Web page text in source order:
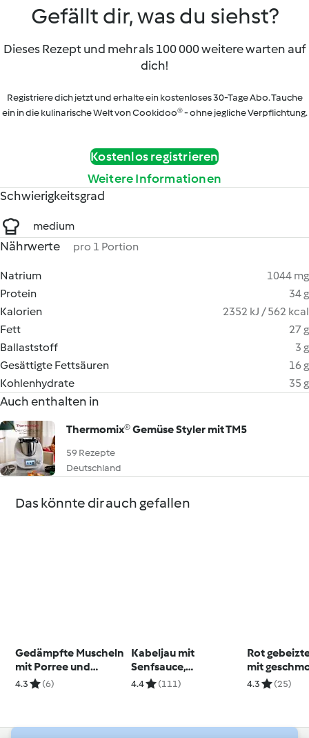
Gefällt dir, was du siehst?
Dieses Rezept und mehr als 100 000 weitere warten auf
dich!
Registriere dich jetzt und erhalte ein kostenloses 30-Tage Abo. Tauche
ein in die kulinarische Welt von Cookidoo® - ohne jegliche Verpflichtung.
Kostenlos registrieren
Weitere Informationen
Schwierigkeitsgrad
medium
Nährwerte pro 1 Portion
Natrium
1044 mg
Protein
34 g
Kalorien
2352 kJ / 562 kcal
Fett
27 g
Ballaststoff
3 g
Gesättigte Fettsäuren
16 g
Kohlenhydrate
35 g
Auch enthalten in
Thermomix® Gemüse Styler mit TM5
59 Rezepte
Deutschland
Das könnte dir auch gefallen
Gedämpfte Muscheln
mit Porree und
Kokos-Sauce
4.3 (6)
Kabeljau mit
Senfsauce,
Petersilienwurzelcre
4.4 (111)
Rot
mit
Wintersalat
4.3 (25)